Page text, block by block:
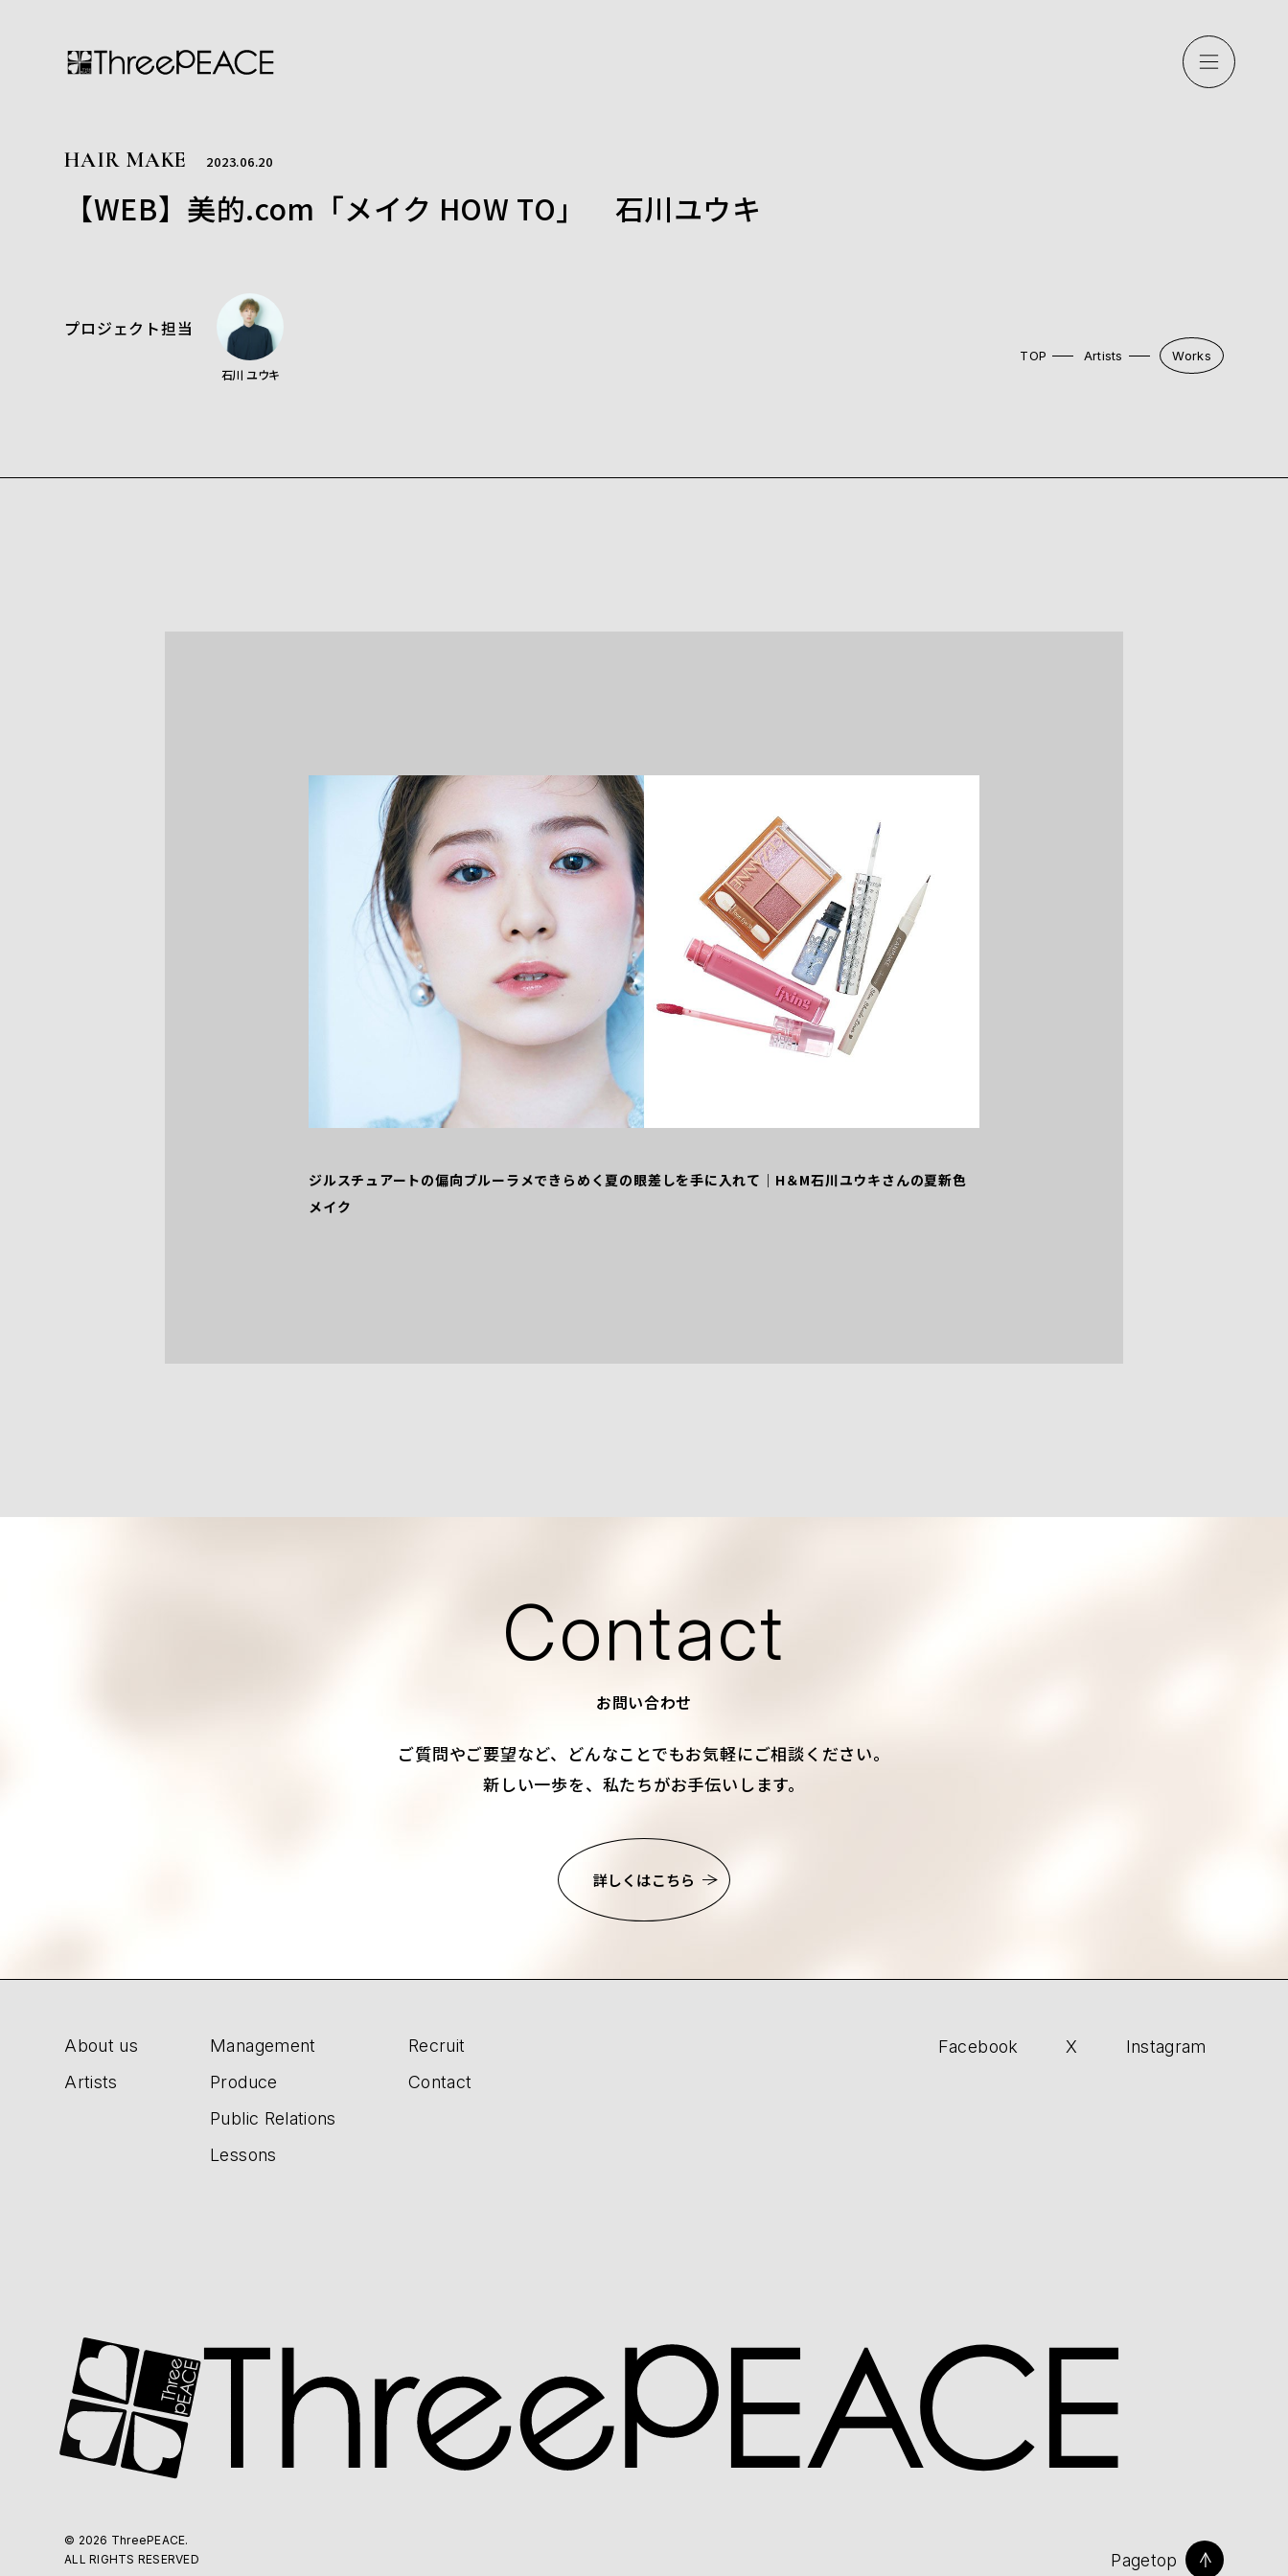
HAIR MAKE 2023.06.20
【WEB】美的.com「メイク HOW TO」 石川ユウキ
プロジェクト担当
石川 ユウキ
TOP Artists Works
ジルスチュアートの偏向ブルーラメできらめく夏の眼差しを手に入れて｜H＆M石川ユウキさんの夏新色
メイク
Contact
お問い合わせ
ご質問やご要望など、
どんなことでもお気軽にご相談ください。
新しい一歩を、私たちがお手伝いします。
詳しくはこちら
About us
Artists
Management
Produce
Public Relations
Lessons
Recruit
Contact
Facebook X Instagram
© 2026 ThreePEACE.
ALL RIGHTS RESERVED
Pagetop